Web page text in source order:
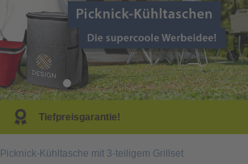
Picknick-Kühltasche mit 3-teiligem Grillset